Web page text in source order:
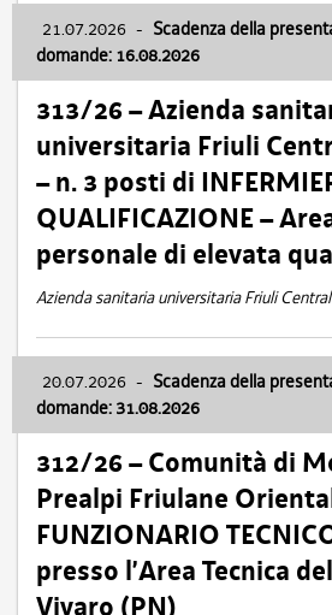
21.07.2026 - Scadenza della
domande: 16.08.2026
313/26 – Azienda
universitaria Friuli
– n. 3 posti di
QUALIFICAZIONE –
personale di elevata
Azienda sanitaria universitaria Friuli
20.07.2026 - Scadenza della
domande: 31.08.2026
312/26 – Comunità di
Prealpi Friulane
FUNZIONARIO
presso l’Area Tecnica
Vivaro (PN)